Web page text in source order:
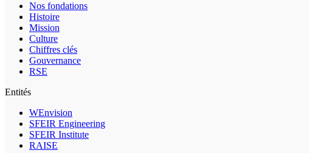
Nos fondations
Histoire
Mission
Culture
Chiffres clés
Gouvernance
RSE
Entités
WEnvision
SFEIR Engineering
SFEIR Institute
RAISE